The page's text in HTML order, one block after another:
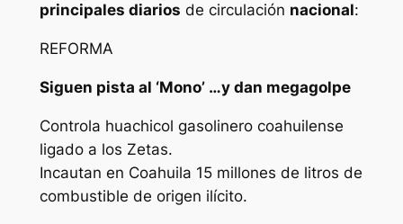
principales diarios de circulación nacional:
REFORMA
Siguen pista al ‘Mono’ …y dan megagolpe
Controla huachicol gasolinero coahuilense
ligado a los Zetas.
Incautan en Coahuila 15 millones de litros de
combustible de origen ilícito.